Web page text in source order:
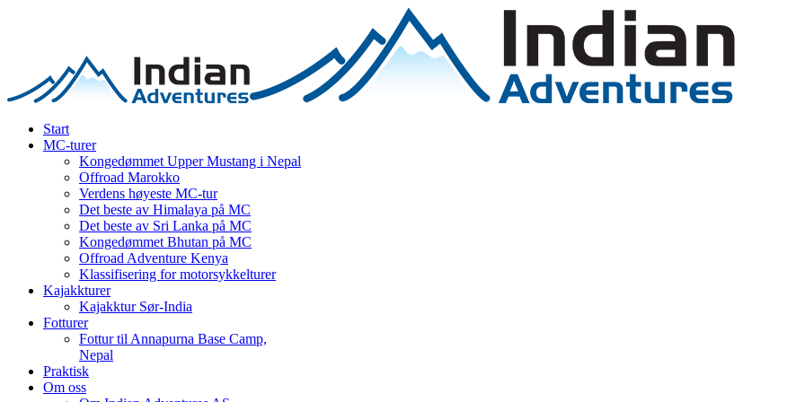
Start
MC-turer
Kongedømmet Upper Mustang i Nepal
Offroad Marokko
Verdens høyeste MC-tur
Det beste av Himalaya på MC
Det beste av Sri Lanka på MC
Kongedømmet Bhutan på MC
Offroad Adventure Kenya
Klassifisering for motorsykkelturer
Kajakkturer
Kajakktur Sør-India
Fotturer
Fottur til Annapurna Base Camp,
Nepal
Praktisk
Om oss